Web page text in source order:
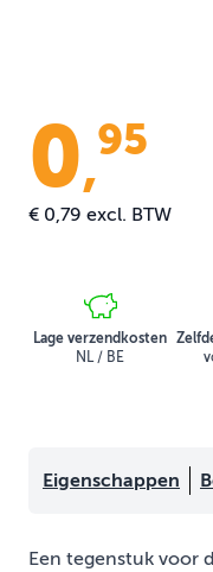
0,95
€ 0,79 excl. BTW
Lage verzendkosten
NL / BE
Eigenschappen
Een tegenstuk voor